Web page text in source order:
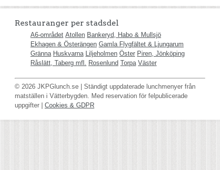
Restauranger per stadsdel
A6-området Atollen Bankeryd, Habo & Mullsjö
Ekhagen & Österängen Gamla Flygfältet & Ljungarum
Gränna Huskvarna Liljeholmen Öster Piren, Jönköping
Råslätt, Taberg mfl. Rosenlund Torpa Väster
© 2026 JKPGlunch.se | Ständigt uppdaterade lunchmenyer från
matställen i Vätterbygden. Med reservation för felpublicerade
uppgifter | Cookies & GDPR